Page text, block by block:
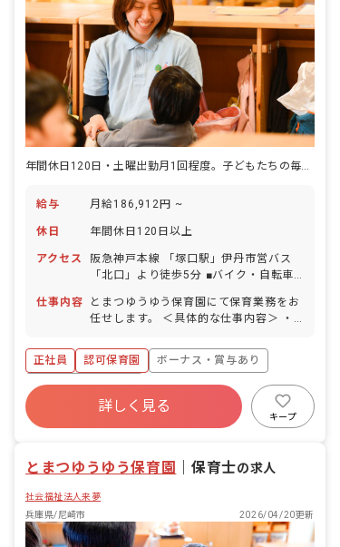
年間休日120日・土曜出勤月1回程度。子どもたちの毎日を支える保育のお仕事です
給与 月給186,912円 ~
休日 年間休日120日以上
アクセス
阪急神戸本線 「塚口駅」伊丹市営バス
「北口」より徒歩5分 ■バイク・自転車
仕事内容
とまつゆうゆう保育園にて保育業務をお
任せします。 ＜具体的な仕事内容＞ ・0
案・月案の作成 ・保護者対応
正社員 認可保育園
ボーナス・賞与あり
年間休日120日以上
寮・住宅・家賃補助あり
社会保険完備
残業少なめ
詳しく見る
キープ
とまつゆうゆう保育園 ｜保育士の求人
社会福祉法人来夢
兵庫県/尼崎市
2026/04/20更新